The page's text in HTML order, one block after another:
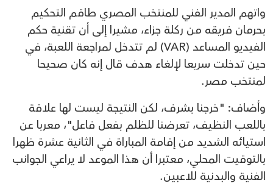
واتهم المدير الفني للمنتخب المصري طاقم التحكيم
بحرمان فريقه من ركلة جزاء، مشيرا إلى أن تقنية حكم
الفيديو المساعد (VAR) لم تتدخل لمراجعة اللعبة، في
حين تدخلت سريعا لإلغاء هدف قال إنه كان صحيحا
لمنتخب مصر.
وأضاف: "خرجنا بشرف، لكن النتيجة ليست لها علاقة
باللعب النظيف، تعرضنا للظلم بفعل فاعل"، معربا عن
استيائه الشديد من إقامة المباراة في الثانية عشرة ظهرا
بالتوقيت المحلي، معتبرا أن هذا الموعد لا يراعي الجوانب
الفنية والبدنية للاعبين.